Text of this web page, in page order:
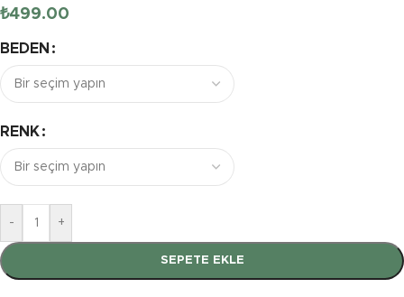
₺499.00
BEDEN
RENK
- +
SEPETE EKLE